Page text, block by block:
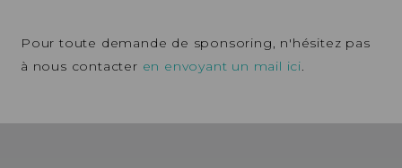
Pour toute demande de sponsoring, n'hésitez pas
à nous contacter en envoyant un mail ici.